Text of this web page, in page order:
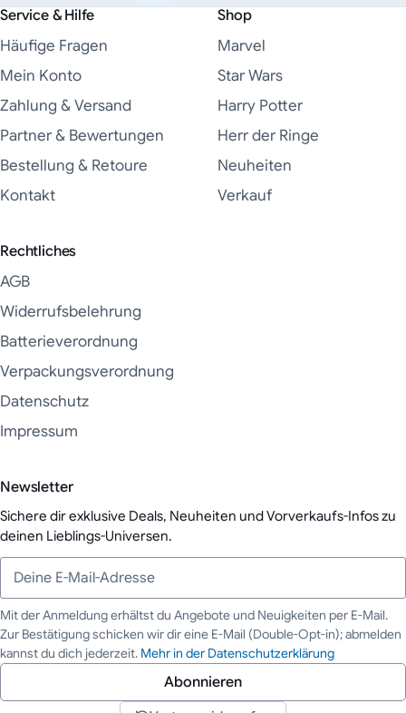
Service & Hilfe
Häufige Fragen
Mein Konto
Zahlung & Versand
Partner & Bewertungen
Bestellung & Retoure
Kontakt
Shop
Marvel
Star Wars
Harry Potter
Herr der Ringe
Neuheiten
Verkauf
Rechtliches
AGB
Widerrufsbelehrung
Batterieverordnung
Verpackungsverordnung
Datenschutz
Impressum
Newsletter
Sichere dir exklusive Deals, Neuheiten und Vorverkaufs-Infos zu
deinen Lieblings-Universen.
Deine E-Mail-Adresse
Mit der Anmeldung erhältst du Angebote und Neuigkeiten per E-Mail.
Zur Bestätigung schicken wir dir eine E-Mail (Double-Opt-in); abmelden
kannst du dich jederzeit. Mehr in der Datenschutzerklärung
Abonnieren